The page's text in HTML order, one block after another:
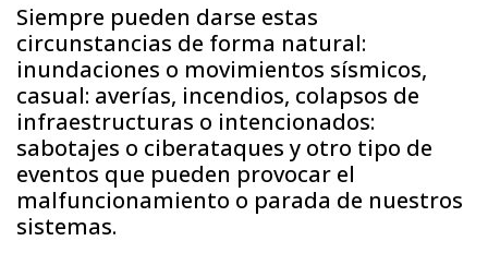
Siempre pueden darse estas
circunstancias de forma natural:
inundaciones o movimientos sísmicos,
casual: averías, incendios, colapsos de
infraestructuras o intencionados:
sabotajes o ciberataques y otro tipo de
eventos que pueden provocar el
malfuncionamiento o parada de nuestros
sistemas.